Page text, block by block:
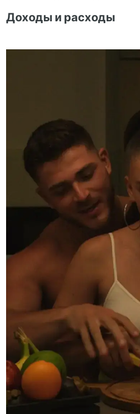
Доходы и расходы